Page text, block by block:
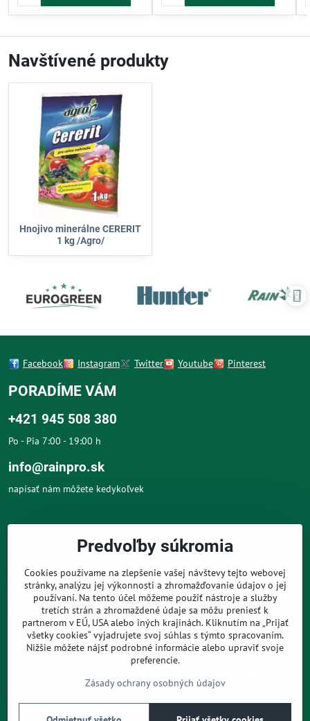
riasy zlepšujú príjem živín
aj pestovateľov v skleníku.
pestovateľov ovocia.
Navštívené produkty
Hnojivo minerálne CERERIT
1 kg /Agro/
Facebook Instagram Twitter Youtube Pinterest
PORADÍME VÁM
+421 945 508 380
Po - Pia 7:00 - 19:00 h
info@rainpro.sk
napísať nám môžete kedykoľvek
O NÁKUPE
PRE ZÁKAZNÍKOV
©2026Copyright
Predvoľby súkromia
Cookies používame na zlepšenie vašej návštevy tejto webovej
stránky, analýzu jej výkonnosti a zhromažďovanie údajov o jej
používaní. Na tento účel môžeme použiť nástroje a služby
tretích strán a zhromaždené údaje sa môžu preniesť k
partnerom v EÚ, USA alebo iných krajinách. Kliknutím na „Prijať
všetky cookies“ vyjadrujete svoj súhlas s týmto spracovaním.
Nižšie môžete nájsť podrobné informácie alebo upraviť svoje
preferencie.
Zásady ochrany osobných údajov